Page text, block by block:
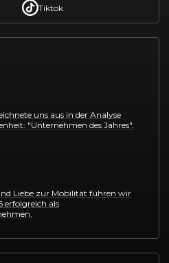
Tiktok
uns aus in der Analyse
"Unternehmen des Jahres".
Liebe zur Mobilität führen wir
erfolgreich als